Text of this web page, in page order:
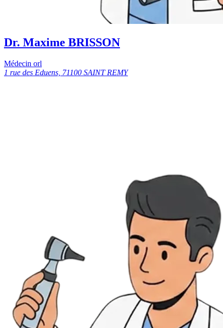
Dr. Maxime BRISSON
Médecin orl
1 rue des Eduens, 71100 SAINT REMY